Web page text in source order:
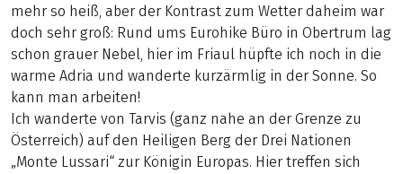
mehr so heiß, aber der Kontrast zum Wetter daheim war
doch sehr groß: Rund ums Eurohike Büro in Obertrum lag
schon grauer Nebel, hier im Friaul hüpfte ich noch in die
warme Adria und wanderte kurzärmlig in der Sonne. So
kann man arbeiten!
Ich wanderte von Tarvis (ganz nahe an der Grenze zu
Österreich) auf den Heiligen Berg der Drei Nationen
„Monte Lussari“ zur Königin Europas. Hier treffen sich